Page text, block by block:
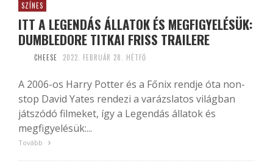
SZÍNES
ITT A LEGENDÁS ÁLLATOK ÉS MEGFIGYELÉSÜK:
DUMBLEDORE TITKAI FRISS TRAILERE
CHEESE 2022. FEBRUÁR 28. HÉTFŐ
A 2006-os Harry Potter és a Főnix rendje óta non-
stop David Yates rendezi a varázslatos világban
játszódó filmeket, így a Legendás állatok és
megfigyelésük:...
Tovább